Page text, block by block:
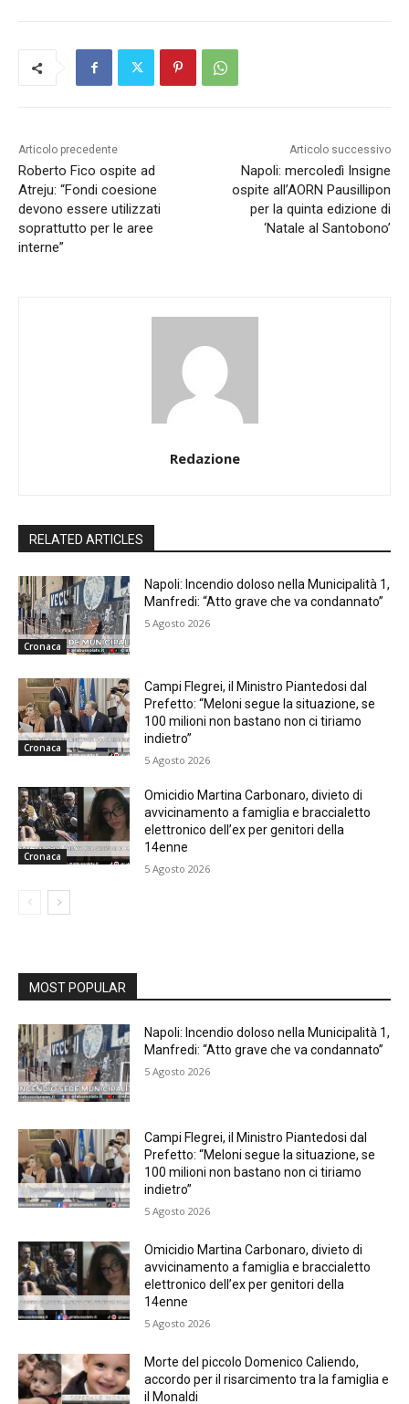
Articolo precedente
Roberto Fico ospite ad
Atreju: “Fondi coesione
devono essere utilizzati
soprattutto per le aree
interne”
Articolo successivo
Napoli: mercoledì Insigne
ospite all’AORN Pausillipon
per la quinta edizione di
‘Natale al Santobono’
Redazione
RELATED ARTICLES
Cronaca
Napoli: Incendio doloso nella Municipalità 1,
Manfredi: “Atto grave che va condannato”
5 Agosto 2026
Cronaca
Campi Flegrei, il Ministro Piantedosi dal
Prefetto: “Meloni segue la situazione, se
100 milioni non bastano non ci tiriamo
indietro”
5 Agosto 2026
Cronaca
Omicidio Martina Carbonaro, divieto di
avvicinamento a famiglia e braccialetto
elettronico dell’ex per genitori della
14enne
5 Agosto 2026
MOST POPULAR
Napoli: Incendio doloso nella Municipalità 1,
Manfredi: “Atto grave che va condannato”
5 Agosto 2026
Campi Flegrei, il Ministro Piantedosi dal
Prefetto: “Meloni segue la situazione, se
100 milioni non bastano non ci tiriamo
indietro”
5 Agosto 2026
Omicidio Martina Carbonaro, divieto di
avvicinamento a famiglia e braccialetto
elettronico dell’ex per genitori della
14enne
5 Agosto 2026
Morte del piccolo Domenico Caliendo,
accordo per il risarcimento tra la famiglia e
il Monaldi